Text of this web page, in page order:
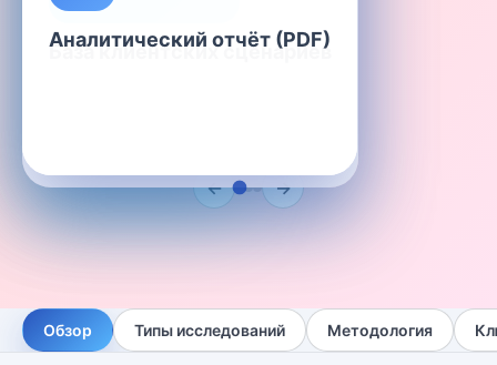
Аналитический отчёт (PDF)
Карта магазинов
База клиентских сценариев
← →
Обзор Типы исследований Методология